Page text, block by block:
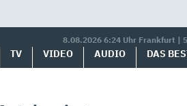
8.08.2026 6:24 Uhr Frankfurt |
TV VIDEO AUDIO DAS